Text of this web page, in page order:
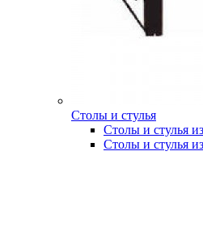
Столы и стулья
Столы и стулья
Столы и стулья